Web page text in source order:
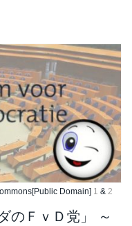
Domain] 1 & 2
のＦｖＤ党」 ～